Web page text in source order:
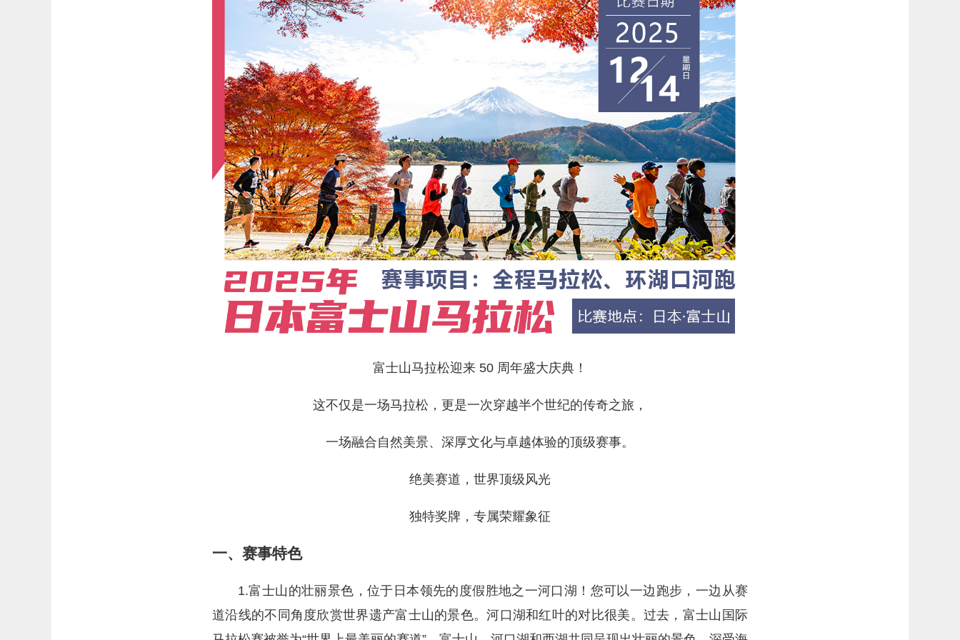
富士山马拉松迎来 50 周年盛大庆典！
这不仅是一场马拉松，更是一次穿越半个世纪的传奇之旅，
一场融合自然美景、深厚文化与卓越体验的顶级赛事。
绝美赛道，世界顶级风光
独特奖牌，专属荣耀象征
一、赛事特色
1.富士山的壮丽景色，位于日本领先的度假胜地之一河口湖！您可以一边跑步，一边从赛
道沿线的不同角度欣赏世界遗产富士山的景色。河口湖和红叶的对比很美。过去，富士山国际